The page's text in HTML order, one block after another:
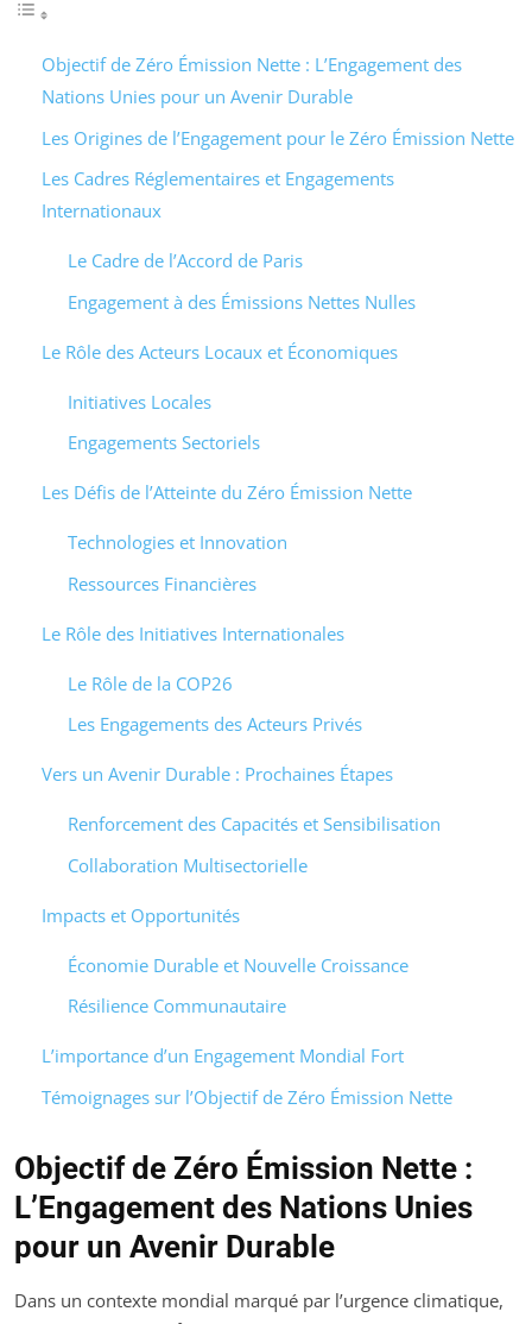
Objectif de Zéro Émission Nette : L’Engagement des
Nations Unies pour un Avenir Durable
Les Origines de l’Engagement pour le Zéro Émission Nette
Les Cadres Réglementaires et Engagements
Internationaux
Le Cadre de l’Accord de Paris
Engagement à des Émissions Nettes Nulles
Le Rôle des Acteurs Locaux et Économiques
Initiatives Locales
Engagements Sectoriels
Les Défis de l’Atteinte du Zéro Émission Nette
Technologies et Innovation
Ressources Financières
Le Rôle des Initiatives Internationales
Le Rôle de la COP26
Les Engagements des Acteurs Privés
Vers un Avenir Durable : Prochaines Étapes
Renforcement des Capacités et Sensibilisation
Collaboration Multisectorielle
Impacts et Opportunités
Économie Durable et Nouvelle Croissance
Résilience Communautaire
L’importance d’un Engagement Mondial Fort
Témoignages sur l’Objectif de Zéro Émission Nette
Objectif de Zéro Émission Nette :
L’Engagement des Nations Unies
pour un Avenir Durable
Dans un contexte mondial marqué par l’urgence climatique,